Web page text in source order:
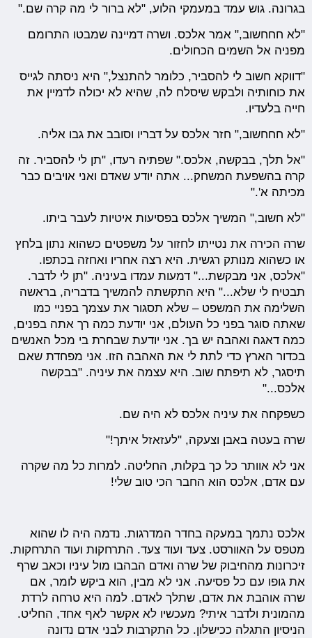
בגרונה. גוש עמד במעמקי הלוע, "לא ברור לי מה קרה שם."
"לא חחחשוב," אמר אלכס. ושרה דמיינה שמבטו התרומם
מפניה אל השמים הכחולים.
"דווקא חשוב לי להסביר, כלומר להתנצל," היא ניסתה לגייס
את כוחותיה ולבקש שיסלח לה, שהיא לא יכולה לדמיין את
חייה בלעדיו.
"לא חחחשוב," חזר אלכס על דבריו וסובב את גבו אליה.
"אל תלך, בבקשה, אלכס." שפתיה רעדו, "תן לי להסביר. זה
קרה בהשפעת המשחק... אתה יודע שאדם ואני אויבים כבר
מכיתה א'."
"לא חשוב," המשיך אלכס בפסיעות איטיות לעבר ביתו.
שרה הכירה את נטייתו לחזור על משפטים כשהוא נתון בלחץ
או כשהוא מנותק רגשית. היא רצה אחריו ואחזה בכתפו.
"אלכס, אני מבקשת..." דמעות עמדו בעיניה. "תן לי לדבר.
תבטיח לי שלא..." היא התקשתה להמשיך בדבריה, בראשה
השלימה את המשפט – שלא תסגור את עצמך בפניי כמו
שאתה סוגר בפני כל העולם, אני יודעת כמה רך אתה בפנים,
כמה דאגה ואהבה יש בך. אני יודעת שבחרת בי מכל האנשים
בכדור הארץ כדי לתת לי את האהבה הזו. אני מפחדת שאם
תיסגר, לא תיפתח שוב. היא עצמה את עיניה. "בבקשה
אלכס..."
כשפקחה את עיניה אלכס לא היה שם.
שרה בעטה באבן וצעקה, "לעזאזל איתך!"
אני לא אוותר כל כך בקלות, החליטה. למרות כל מה שקרה
עם אדם, אלכס הוא החבר הכי טוב שלי!
אלכס נתמך במעקה בחדר המדרגות. נדמה היה לו שהוא
מטפס על האוורסט. צעד ועוד צעד. התרחקות ועוד התרחקות.
זיכרונות מהחיבוק של שרה ואדם הבהבו מול עיניו וכאב שרף
את גופו עם כל פסיעה. אני לא מבין, הוא ביקש לומר, אם
שרה אוהבת את אדם, שתלך לאדם. למה היא טרחה לרדת
מהמונית ולדבר איתי? מעכשיו לא אקשר לאף אחד, החליט.
הניסיון התגלה ככישלון. כל התקרבות לבני אדם נדונה